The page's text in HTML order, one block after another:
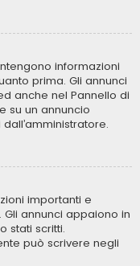
informazioni
prima. Gli annunci
anche nel Pannello di
su un annuncio
importanti e
annunci appaiono in
stati scritti.
può scrivere negli